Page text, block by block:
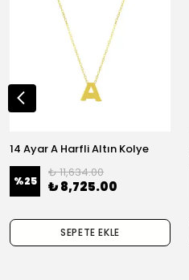
14 Ayar A Harfli Altın Kolye
%25
₺ 11,634.00
₺ 8,725.00
SEPETE EKLE